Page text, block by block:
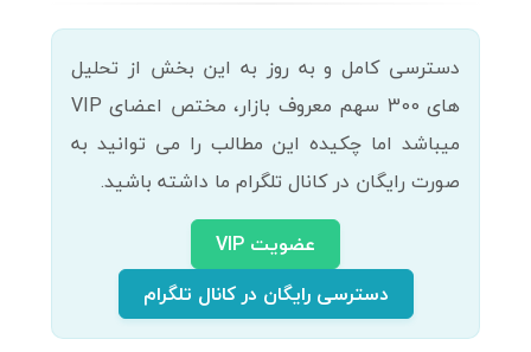
دسترسی کامل و به روز به این بخش از تحلیل
های 300 سهم معروف بازار، مختص اعضای VIP
میباشد اما چکیده این مطالب را می توانید به
صورت رایگان در کانال تلگرام ما داشته باشید.
عضویت VIP
دسترسی رایگان در کانال تلگرام